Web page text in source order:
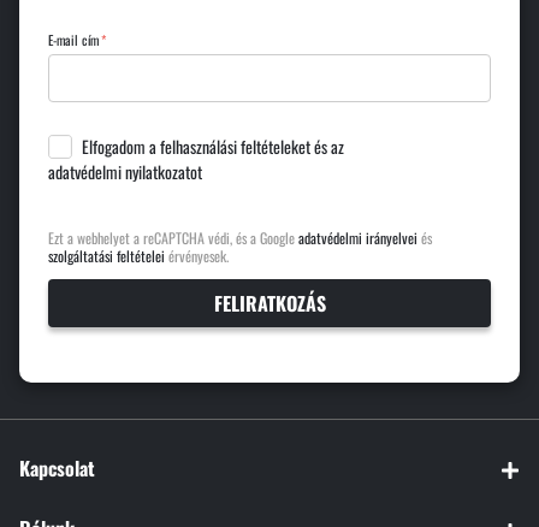
E-mail cím
Elfogadom afelhasználási feltételeketés az
adatvédelmi nyilatkozatot
Ezt a webhelyet a reCAPTCHA védi, és a Googleadatvédelmi irányelvei és
szolgáltatási feltételei érvényesek.
FELIRATKOZÁS
Kapcsolat